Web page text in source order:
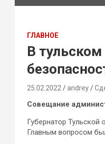
ГЛАВНОЕ
В
25.02.2022 andrey
Совещание
Губернатор
Главным вопросом